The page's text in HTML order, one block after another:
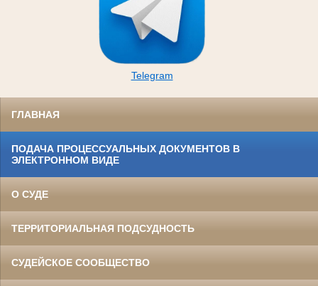
Telegram
ГЛАВНАЯ
ПОДАЧА ПРОЦЕССУАЛЬНЫХ ДОКУМЕНТОВ В
ЭЛЕКТРОННОМ ВИДЕ
О СУДЕ
ТЕРРИТОРИАЛЬНАЯ ПОДСУДНОСТЬ
СУДЕЙСКОЕ СООБЩЕСТВО